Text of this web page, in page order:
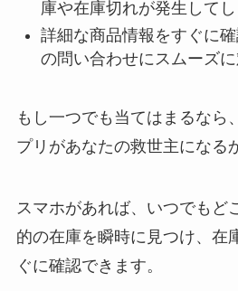
庫や在庫切れが発生してし
詳細な商品情報をすぐに
の問い合わせにスムーズ
もし一つでも当てはまるなら
プリがあなたの救世主になる
スマホがあれば、いつでもど
的の在庫を瞬時に見つけ、在
ぐに確認できます。